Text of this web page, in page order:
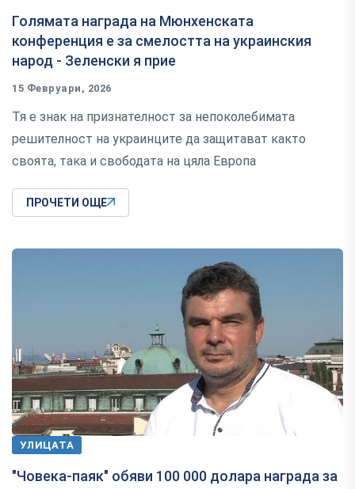
Голямата награда на Мюнхенската
конференция е за смелостта на украинския
народ - Зеленски я прие
15 Февруари, 2026
Тя е знак на признателност за непоколебимата
решителност на украинците да защитават както
своята, така и свободата на цяла Европа
ПРОЧЕТИ ОЩЕ
УЛИЦАТА
"Човека-паяк" обяви 100 000 долара награда за